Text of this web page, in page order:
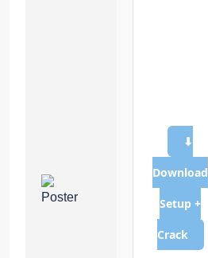
⬇
Download
Setup +
Crack